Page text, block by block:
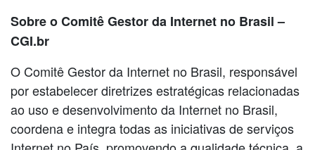
Sobre o Comitê Gestor da Internet no Brasil –
CGI.br
O Comitê Gestor da Internet no Brasil, responsável
por estabelecer diretrizes estratégicas relacionadas
ao uso e desenvolvimento da Internet no Brasil,
coordena e integra todas as iniciativas de serviços